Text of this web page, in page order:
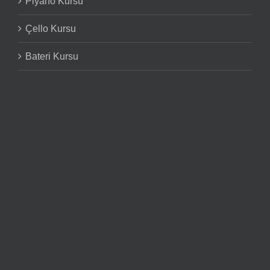
Çello Kursu
Bateri Kursu